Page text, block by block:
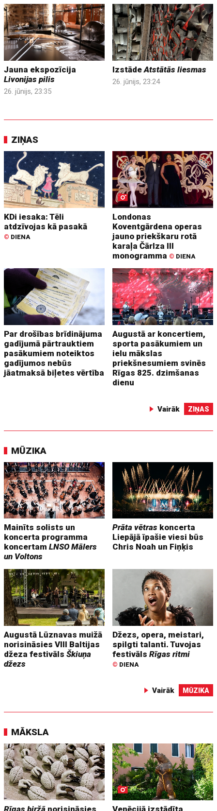
Jauna ekspozīcija
Livonijas pilis
26. jūnijs, 23:35
IzstādeAtstātās liesmas
26. jūnijs, 23:24
ZIŅAS
KDi iesaka: Tēli
atdzīvojas kā pasakā
© DIENA
Londonas
Koventgārdena operas
jauno priekškaru rotā
karaļa Čārlza III
monogramma © DIENA
Par drošības brīdinājuma
gadījumā pārtrauktiem
pasākumiem noteiktos
gadījumos nebūs
jāatmaksā biļetes vērtība
Augustā ar koncertiem,
sporta pasākumiem un
ielu mākslas
priekšnesumiem svinēs
Rīgas 825. dzimšanas
dienu
Vairāk ZIŅAS
MŪZIKA
Mainīts solists un
koncerta programma
koncertamLNSO Mālers
un Voltons
Prāta vētras koncerta
Liepājā īpašie viesi būs
Chris Noah un Fiņķis
Augustā Lūznavas muižā
norisināsies VIII Baltijas
džeza festivālsŠkiuņa
džezs
Džezs, opera, meistari,
spilgti talanti. Tuvojas
festivālsRīgas ritmi
© DIENA
Vairāk MŪZIKA
MĀKSLA